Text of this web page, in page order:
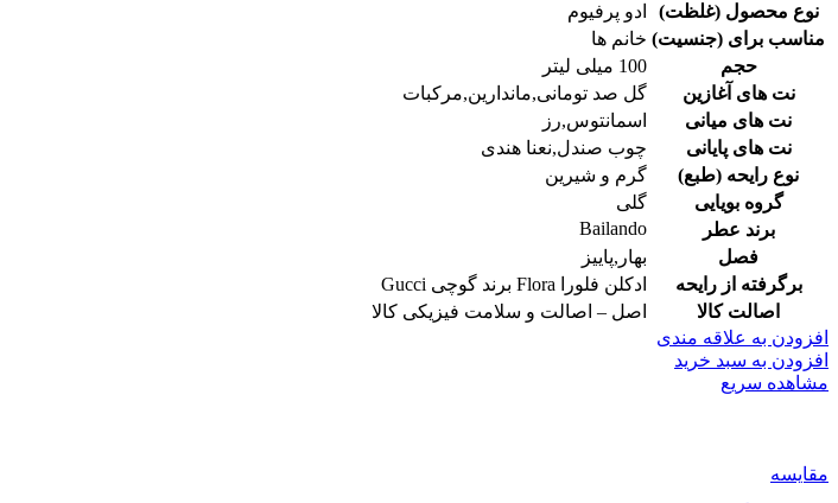
نوع محصول (غلظت)
ادو پرفیوم
مناسب برای (جنسیت) خانم ها
حجم
100 میلی لیتر
نت های آغازین
گل صد تومانی,ماندارین,مرکبات
نت های میانی
اسمانتوس,رز
نت های پایانی
چوب صندل,نعنا هندی
نوع رایحه (طبع)
گرم و شیرین
گروه بویایی
گلی
برند عطر
Bailando
فصل
بهار,پاییز
برگرفته از رایحه
ادكلن فلورا Flora برند گوچی Gucci
اصالت کالا
اصل – اصالت و سلامت فیزیکی کالا
افزودن به علاقه مندی
افزودن به سبد خرید
مشاهده سریع
مقایسه